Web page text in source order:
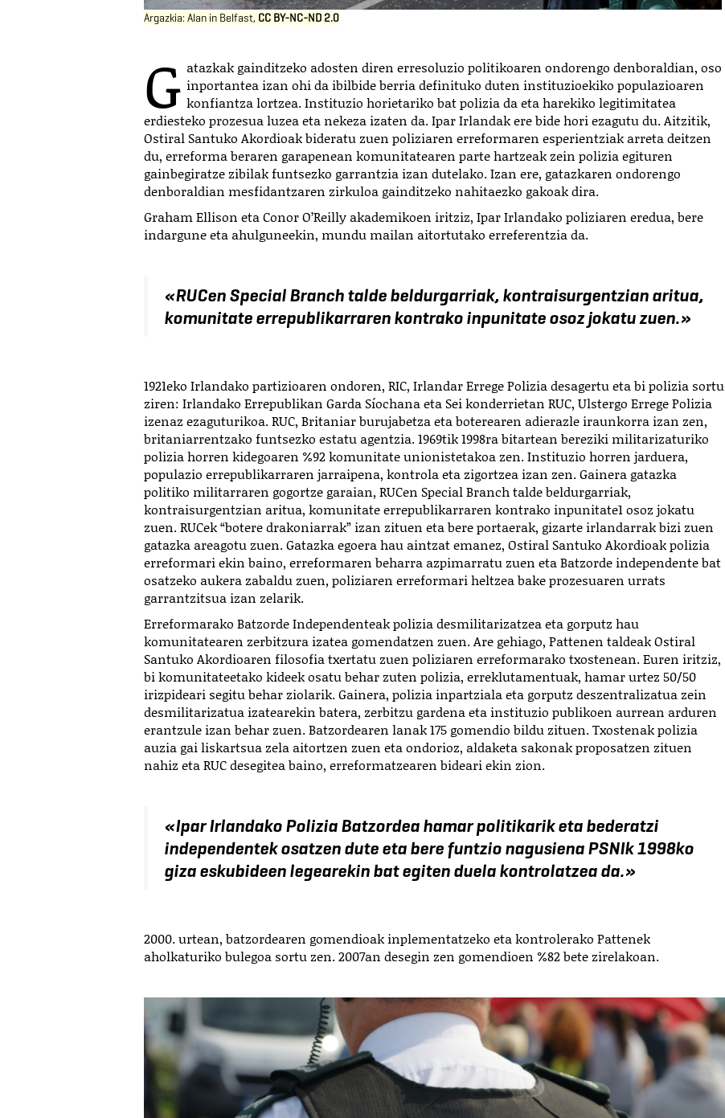
Argazkia: Alan in Belfast, CC BY-NC-ND 2.0
G atazkak gainditzeko adosten diren erresoluzio politikoaren ondorengo denboraldian, oso
inportantea izan ohi da ibilbide berria definituko duten instituzioekiko populazioaren
konfiantza lortzea. Instituzio horietariko bat polizia da eta harekiko legitimitatea
erdiesteko prozesua luzea eta nekeza izaten da. Ipar Irlandak ere bide hori ezagutu du. Aitzitik,
Ostiral Santuko Akordioak bideratu zuen poliziaren erreformaren esperientziak arreta deitzen
du, erreforma beraren garapenean komunitatearen parte hartzeak zein polizia egituren
gainbegiratze zibilak funtsezko garrantzia izan dutelako. Izan ere, gatazkaren ondorengo
denboraldian mesfidantzaren zirkuloa gainditzeko nahitaezko gakoak dira.
Graham Ellison eta Conor O’Reilly akademikoen iritziz, Ipar Irlandako poliziaren eredua, bere
indargune eta ahulguneekin, mundu mailan aitortutako erreferentzia da.
«RUCen Special Branch talde beldurgarriak, kontraisurgentzian aritua,
komunitate errepublikarraren kontrako inpunitate osoz jokatu zuen.»
1921eko Irlandako partizioaren ondoren, RIC, Irlandar Errege Polizia desagertu eta bi polizia sortu
ziren: Irlandako Errepublikan Garda Síochana eta Sei konderrietan RUC, Ulstergo Errege Polizia
izenaz ezaguturikoa. RUC, Britaniar burujabetza eta boterearen adierazle iraunkorra izan zen,
britaniarrentzako funtsezko estatu agentzia. 1969tik 1998ra bitartean bereziki militarizaturiko
polizia horren kidegoaren %92 komunitate unionistetakoa zen. Instituzio horren jarduera,
populazio errepublikarraren jarraipena, kontrola eta zigortzea izan zen. Gainera gatazka
politiko militarraren gogortze garaian, RUCen Special Branch talde beldurgarriak,
kontraisurgentzian aritua, komunitate errepublikarraren kontrako inpunitate1osoz jokatu
zuen. RUCek “botere drakoniarrak” izan zituen eta bere portaerak, gizarte irlandarrak bizi zuen
gatazka areagotu zuen. Gatazka egoera hau aintzat emanez, Ostiral Santuko Akordioak polizia
erreformari ekin baino, erreformaren beharra azpimarratu zuen eta Batzorde independente bat
osatzeko aukera zabaldu zuen, poliziaren erreformari heltzea bake prozesuaren urrats
garrantzitsua izan zelarik.
Erreformarako Batzorde Independenteak polizia desmilitarizatzea eta gorputz hau
komunitatearen zerbitzura izatea gomendatzen zuen. Are gehiago, Pattenen taldeak Ostiral
Santuko Akordioaren filosofia txertatu zuen poliziaren erreformarako txostenean. Euren iritziz,
bi komunitateetako kideek osatu behar zuten polizia, erreklutamentuak, hamar urtez 50/50
irizpideari segitu behar ziolarik. Gainera, polizia inpartziala eta gorputz deszentralizatua zein
desmilitarizatua izatearekin batera, zerbitzu gardena eta instituzio publikoen aurrean arduren
erantzule izan behar zuen. Batzordearen lanak 175 gomendio bildu zituen. Txostenak polizia
auzia gai liskartsua zela aitortzen zuen eta ondorioz, aldaketa sakonak proposatzen zituen
nahiz eta RUC desegitea baino, erreformatzearen bideari ekin zion.
«Ipar Irlandako Polizia Batzordea hamar politikarik eta bederatzi
independentek osatzen dute eta bere funtzio nagusiena PSNIk 1998ko
giza eskubideen legearekin bat egiten duela kontrolatzea da.»
2000. urtean, batzordearen gomendioak inplementatzeko eta kontrolerako Pattenek
aholkaturiko bulegoa sortu zen. 2007an desegin zen gomendioen %82 bete zirelakoan.